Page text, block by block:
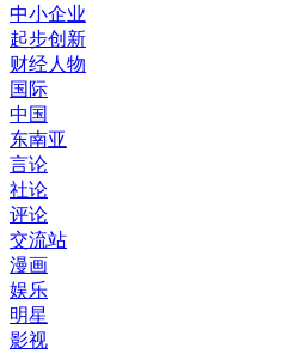
中小企业
起步创新
财经人物
国际
中国
东南亚
言论
社论
评论
交流站
漫画
娱乐
明星
影视